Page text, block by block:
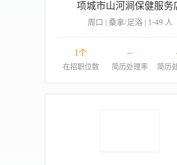
项城市山河涧保健服务
周口 | 桑拿/足浴 | 1-49 人
1个
在招职位数
--
简历处理率 简历